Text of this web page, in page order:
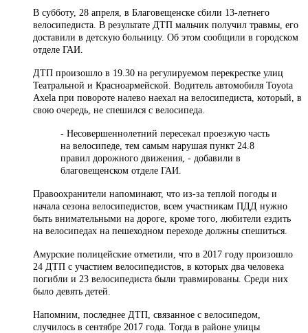
В субботу, 28 апреля, в Благовещенске сбили 13-летнего
велосипедиста. В результате ДТП мальчик получил травмы, его
доставили в детскую больницу. Об этом сообщили в городском
отделе ГАИ.
ДТП произошло в 19.30 на регулируемом перекрестке улиц
Театральной и Красноармейской. Водитель автомобиля Toyota
Axela при повороте налево наехал на велосипедиста, который, в
свою очередь, не спешился с велосипеда.
- Несовершеннолетний пересекал проезжую часть
на велосипеде, тем самым нарушая пункт 24.8
правил дорожного движения, - добавили в
благовещенском отделе ГАИ.
Правоохранители напоминают, что из-за теплой погоды и
начала сезона велосипедистов, всем участникам ПДД нужно
быть внимательными на дороге, кроме того, любители ездить
на велосипедах на пешеходном переходе должны спешиться.
Амурские полицейские отметили, что в 2017 году произошло
24 ДТП с участием велосипедистов, в которых два человека
погибли и 23 велосипедиста были травмированы. Среди них
было девять детей.
Напомним, последнее ДТП, связанное с велосипедом,
случилось в сентябре 2017 года. Тогда в районе улицы